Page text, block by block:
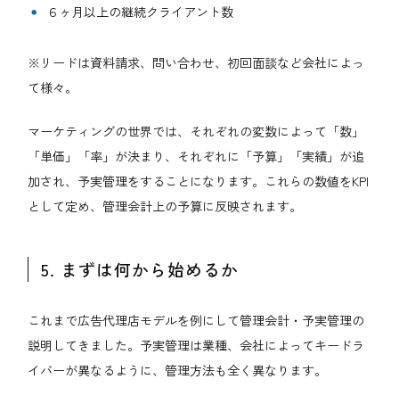
６ヶ月以上の継続クライアント数
※リードは資料請求、問い合わせ、初回面談など会社によっ
て様々。
マーケティングの世界では、それぞれの変数によって「数」
「単価」「率」が決まり、それぞれに「予算」「実績」が追
加され、予実管理をすることになります。これらの数値をKPI
として定め、管理会計上の予算に反映されます。
5. まずは何から始めるか
これまで広告代理店モデルを例にして管理会計・予実管理の
説明してきました。予実管理は業種、会社によってキードラ
イバーが異なるように、管理方法も全く異なります。